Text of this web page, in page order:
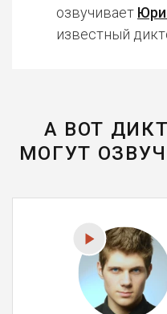
озвучивает
известный
А ВОТ
МОГУТ